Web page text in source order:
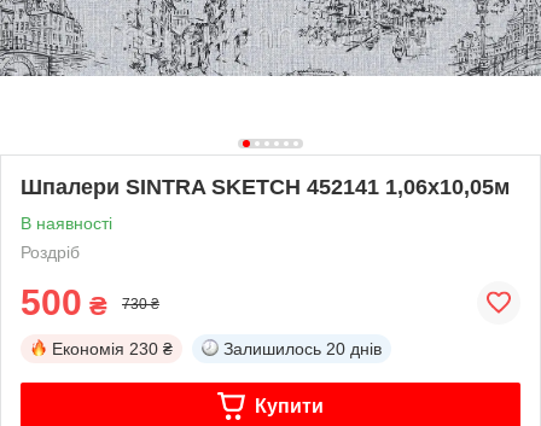
Шпалери SINTRA SKETCH 452141 1,06х10,05м
В наявності
Роздріб
500 ₴ 730 ₴
Економія 230 ₴ Залишилось 20 днів
Купити